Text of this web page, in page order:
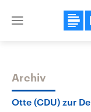
Close
Themen
Archiv
Otte (CDU) zur